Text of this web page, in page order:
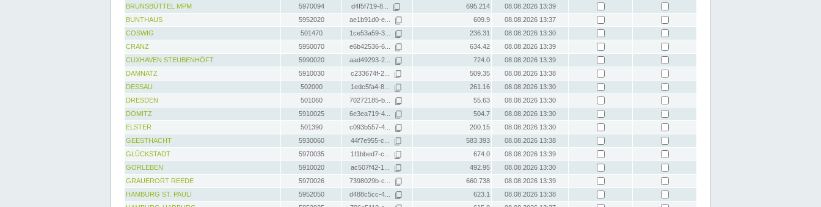
BRUNSBÜTTEL MPM
5970094 d4f5f719-8... 695.214
08.08.2026 13:39
BUNTHAUS
5952020 ae1b91d0-e... 609.9
08.08.2026 13:37
COSWIG
501470 1ce53a59-3... 236.31
08.08.2026 13:30
CRANZ
5950070 e6b42536-6... 634.42
08.08.2026 13:39
CUXHAVEN STEUBENHÖFT
5990020 aad49293-2... 724.0
08.08.2026 13:39
DAMNATZ
5910030 c233674f-2... 509.35
08.08.2026 13:38
DESSAU
502000 1edc5fa4-8... 261.16
08.08.2026 13:30
DRESDEN
501060 70272185-b... 55.63
08.08.2026 13:30
DÖMITZ
5910025 6e3ea719-4... 504.7
08.08.2026 13:30
ELSTER
501390 c093b557-4... 200.15
08.08.2026 13:30
GEESTHACHT
5930060 44f7e955-c... 583.393
08.08.2026 13:38
GLÜCKSTADT
5970035 1f1bbed7-c... 674.0
08.08.2026 13:39
GORLEBEN
5910020 ac507f42-1... 492.95
08.08.2026 13:30
GRAUERORT REEDE
5970026 7398029b-c... 660.738
08.08.2026 13:39
HAMBURG ST. PAULI
5952050 d488c5cc-4... 623.1
08.08.2026 13:38